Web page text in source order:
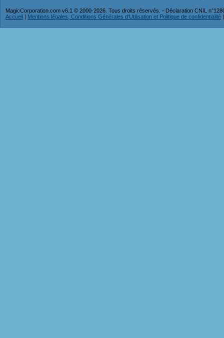
MagicCorporation.com v6.1 © 2000-2026. Tous droits réservés. - Déclaration CNIL
Accueil | Mentions légales, Conditions Générales d'Utilisation et Politique de confidentialité